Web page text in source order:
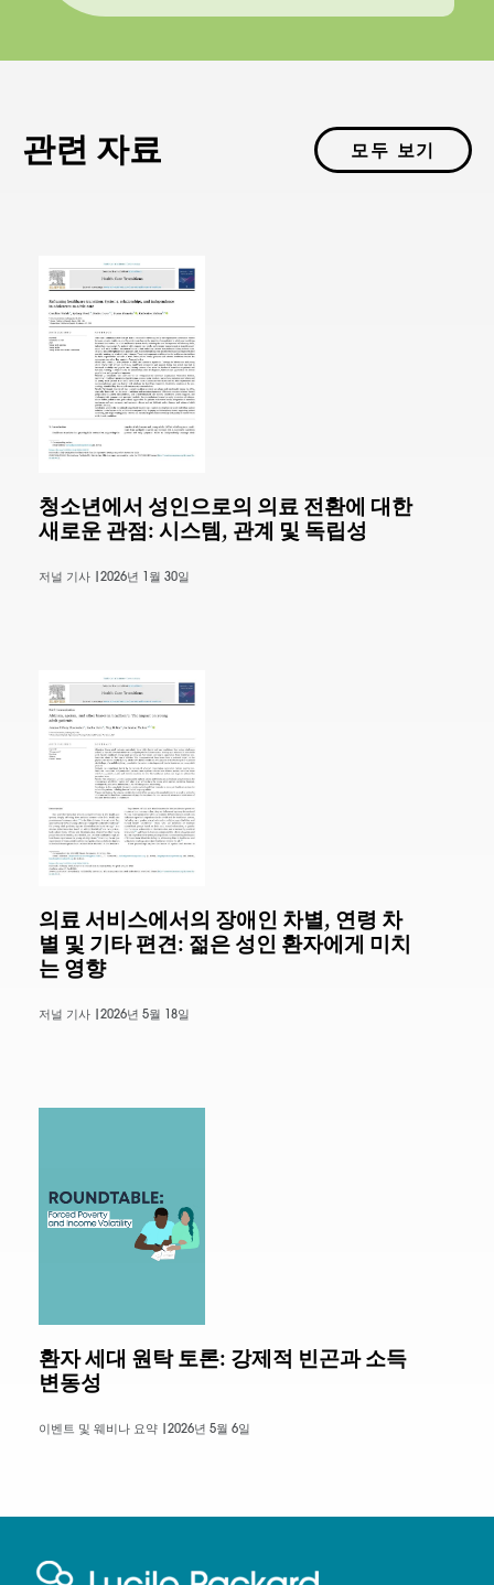
관련 자료 모두 보기
청소년에서 성인으로의 의료 전환에 대한
새로운 관점: 시스템, 관계 및 독립성
저널 기사 | 2026년 1월 30일
의료 서비스에서의 장애인 차별, 연령 차
별 및 기타 편견: 젊은 성인 환자에게 미치
는 영향
저널 기사 | 2026년 5월 18일
환자 세대 원탁 토론: 강제적 빈곤과 소득
변동성
이벤트 및 웨비나 요약 | 2026년 5월 6일